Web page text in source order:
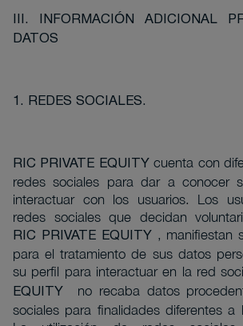
III. INFORMACIÓN ADICIONAL
DATOS
1. REDES SOCIALES.
RIC PRIVATE EQUITYcuenta con
redes sociales para dar a conocer
interactuar con los usuarios. Los
redes sociales que decidan
RIC PRIVATE EQUITY , manifiestan
para el tratamiento de sus datos
su perfil para interactuar en la red
EQUITY
no recaba datos
sociales para finalidades diferentes a